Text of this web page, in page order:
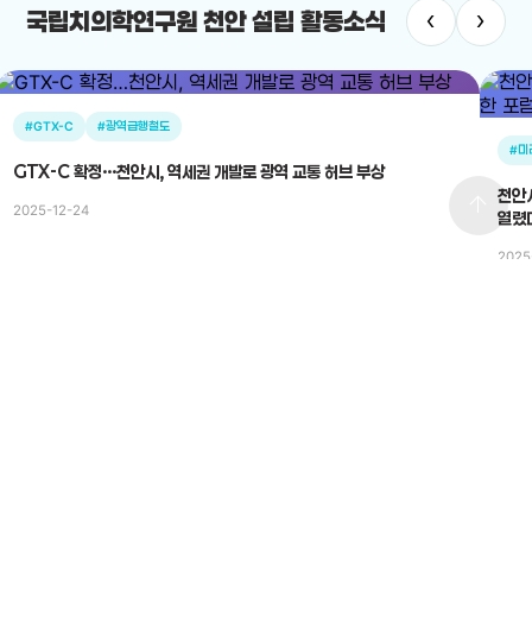
국립치의학연구원 천안 설립 활동소식 ‹ ›
#GTX-C #광역급행철도
GTX-C 확정…천안시, 역세권 개발로 광역 교통 허브 부상
2025-12-24
#미
천안시
열렸